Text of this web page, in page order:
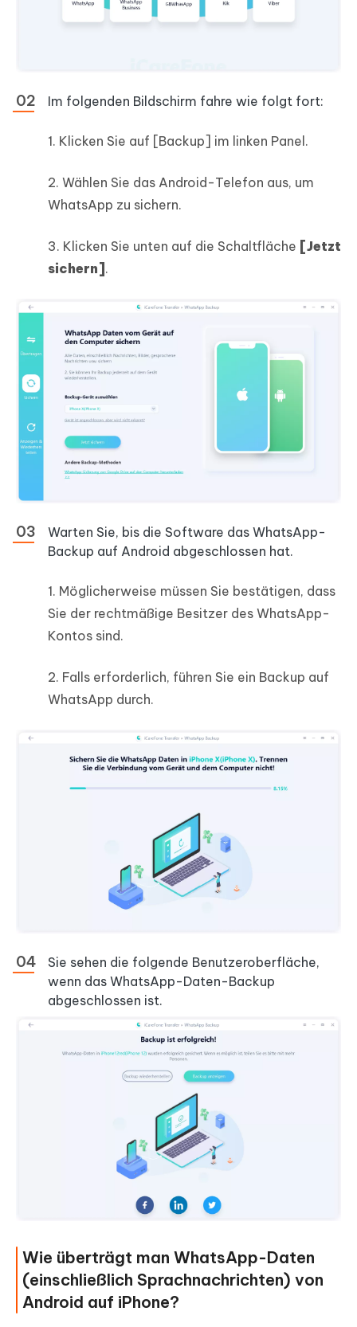
Im folgenden Bildschirm fahre wie folgt fort:
1. Klicken Sie auf [Backup] im linken Panel.
2. Wählen Sie das Android-Telefon aus, um
WhatsApp zu sichern.
3. Klicken Sie unten auf die Schaltfläche [Jetzt
sichern] .
Warten Sie, bis die Software das WhatsApp-
Backup auf Android abgeschlossen hat.
1. Möglicherweise müssen Sie bestätigen, dass
Sie der rechtmäßige Besitzer des WhatsApp-
Kontos sind.
2. Falls erforderlich, führen Sie ein Backup auf
WhatsApp durch.
Sie sehen die folgende Benutzeroberfläche,
wenn das WhatsApp-Daten-Backup
abgeschlossen ist.
Wie überträgt man WhatsApp-Daten
(einschließlich Sprachnachrichten) von
Android auf iPhone?